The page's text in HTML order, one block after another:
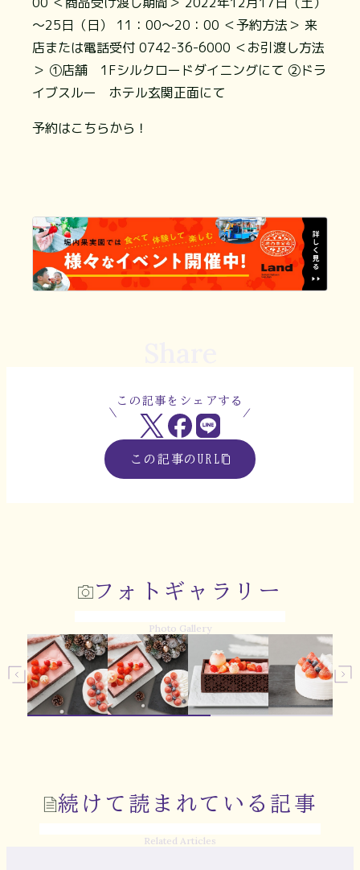
～25日（日） 11：00～20：00 ＜予約方法＞ 来
店または電話受付 0742-36-6000 ＜お引渡し方法
＞ ①店舗 1Fシルクロードダイニングにて ②ドラ
イブスルー ホテル玄関正面にて
予約はこちらから！
この記事をシェアする
この記事のURL
フォトギャラリー
Photo Gallery
続けて読まれている記事
Related Articles